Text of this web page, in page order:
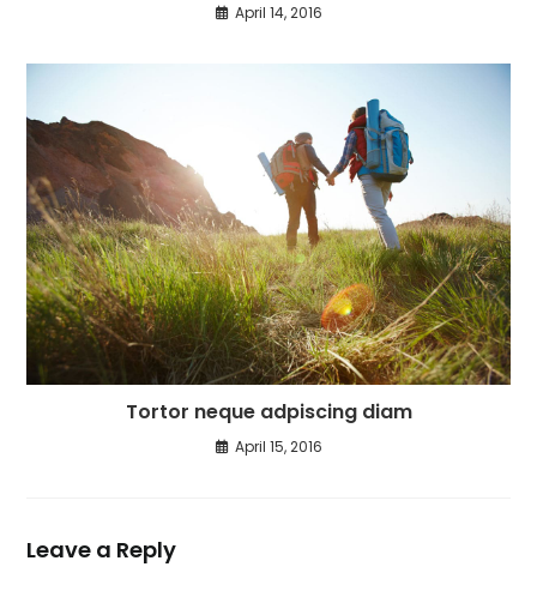
April 14, 2016
Tortor neque adpiscing diam
April 15, 2016
Leave a Reply